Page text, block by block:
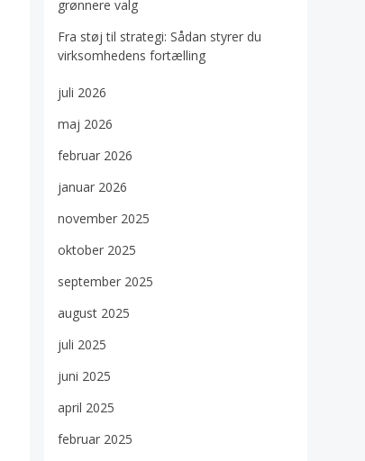
grønnere valg
Fra støj til strategi: Sådan styrer du
virksomhedens fortælling
juli 2026
maj 2026
februar 2026
januar 2026
november 2025
oktober 2025
september 2025
august 2025
juli 2025
juni 2025
april 2025
februar 2025